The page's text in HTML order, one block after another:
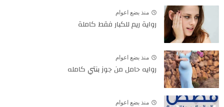
منذ بضع اعوام
رواية ريم للكبار فقط كاملة
منذ بضع اعوام
روايه حامل من جوز بنتي كامله
منذ بضع اعوام